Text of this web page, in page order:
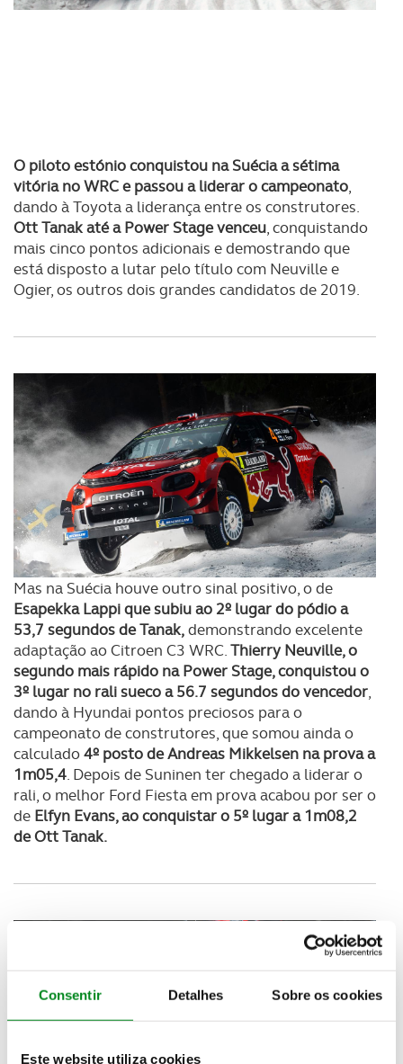
Consentir Detalhes Sobre os cookies
Este website utiliza cookies
O piloto estónio conquistou na Suécia a sétima
vitória no WRC e passou a liderar o campeonato,
dando à Toyota a liderança entre os construtores.
Ott Tanak até a Power Stage venceu, conquistando
mais cinco pontos adicionais e demostrando que
está disposto a lutar pelo título com Neuville e
Ogier, os outros dois grandes candidatos de 2019.
Mas na Suécia houve outro sinal positivo, o de
Esapekka Lappi que subiu ao 2º lugar do pódio a
53,7 segundos de Tanak,demonstrando excelente
adaptação ao Citroen C3 WRC.Thierry Neuville, o
segundo mais rápido na Power Stage, conquistou o
3º lugar no rali sueco a 56.7 segundos do vencedor,
dando à Hyundai pontos preciosos para o
campeonato de construtores, que somou ainda o
calculado4º posto de Andreas Mikkelsen na prova a
1m05,4. Depois de Suninen ter chegado a liderar o
rali, o melhor Ford Fiesta em prova acabou por ser o
de Elfyn Evans, ao conquistar o 5º lugar a 1m08,2
de Ott Tanak.